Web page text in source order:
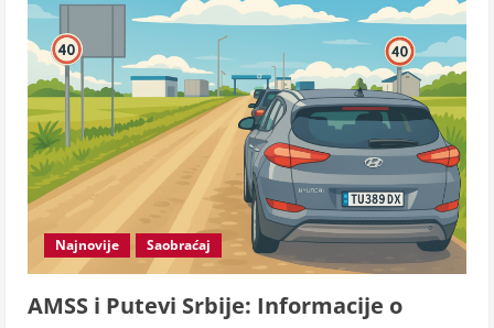
Najnovije Saobraćaj
AMSS i Putevi Srbije: Informacije o